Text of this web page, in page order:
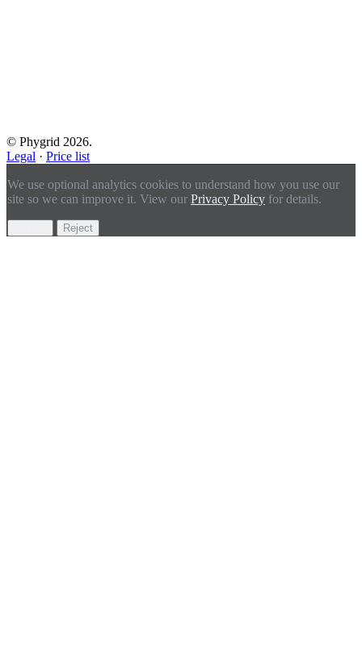
© Phygrid 2026.
Legal · Price list
We use optional analytics cookies to understand how you use our
site so we can improve it. View our Privacy Policy for details.
Reject